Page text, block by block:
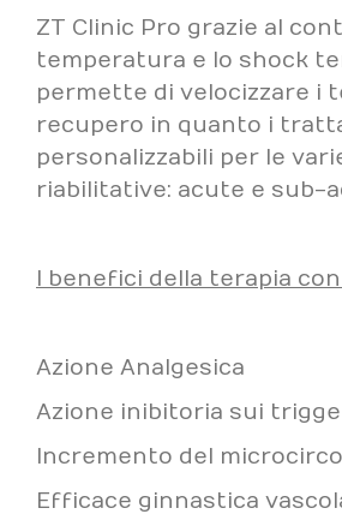
ZT Clinic Pro grazie al
temperatura e lo shock
permette di velocizzare i
recupero in quanto i
personalizzabili per le
riabilitative: acute e sub-
I benefici della terapia
Azione Analgesica
Azione inibitoria sui
Incremento del
Efficace ginnastica